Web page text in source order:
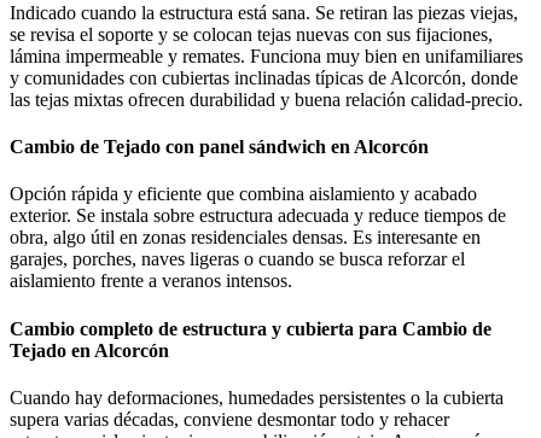
Indicado cuando la estructura está sana. Se retiran las piezas viejas,
se revisa el soporte y se colocan tejas nuevas con sus fijaciones,
lámina impermeable y remates. Funciona muy bien en unifamiliares
y comunidades con cubiertas inclinadas típicas de Alcorcón, donde
las tejas mixtas ofrecen durabilidad y buena relación calidad-precio.
Cambio de Tejado con panel sándwich en Alcorcón
Opción rápida y eficiente que combina aislamiento y acabado
exterior. Se instala sobre estructura adecuada y reduce tiempos de
obra, algo útil en zonas residenciales densas. Es interesante en
garajes, porches, naves ligeras o cuando se busca reforzar el
aislamiento frente a veranos intensos.
Cambio completo de estructura y cubierta para Cambio de
Tejado en Alcorcón
Cuando hay deformaciones, humedades persistentes o la cubierta
supera varias décadas, conviene desmontar todo y rehacer